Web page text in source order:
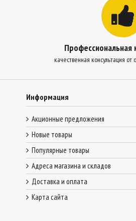
Профессиональная
качественная консультация
Информация
Акционные предложения
Новые товары
Популярные товары
Адреса магазина и складов
Доставка и оплата
Карта сайта